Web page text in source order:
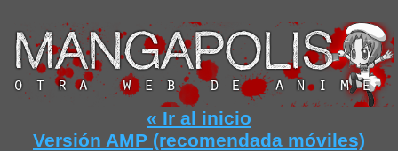
« Ir al inicio
Versión AMP (recomendada móviles)